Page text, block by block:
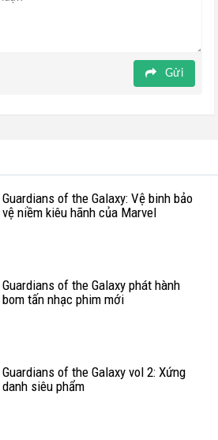
Gửi
Guardians of the Galaxy: Vệ binh bảo
vệ niềm kiêu hãnh của Marvel
Guardians of the Galaxy phát hành
bom tấn nhạc phim mới
Guardians of the Galaxy vol 2: Xứng
danh siêu phẩm